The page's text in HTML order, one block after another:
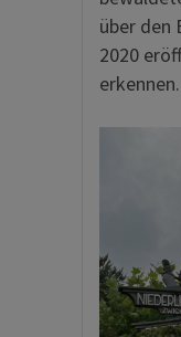
über den
2020
erkennen.